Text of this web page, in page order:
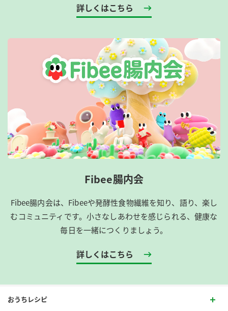
詳しくはこちら
Fibee腸内会
Fibee腸内会は、​Fibeeや発酵性食物繊維を知り、語り、楽し
むコミュニティです。​小さなしあわせを感じられる、健康な
毎日を一緒につくりましょう。
詳しくはこちら
おうちレシピ